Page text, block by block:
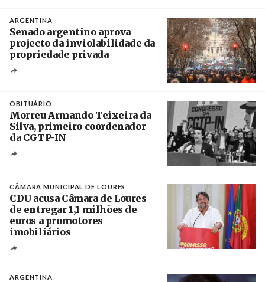
ARGENTINA
Senado argentino aprova
projecto da inviolabilidade da
propriedade privada
OBITUÁRIO
Morreu Armando Teixeira da
Silva, primeiro coordenador
da CGTP-IN
CÂMARA MUNICIPAL DE LOURES
CDU acusa Câmara de Loures
de entregar 1,1 milhões de
euros a promotores
imobiliários
ARGENTINA